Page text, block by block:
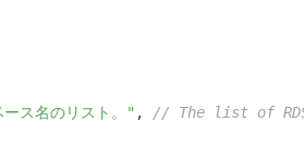
ース名のリスト。" ,
// The list of RDS